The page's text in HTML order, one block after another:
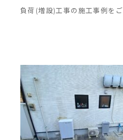
負荷(増設)工事の施工事例をご